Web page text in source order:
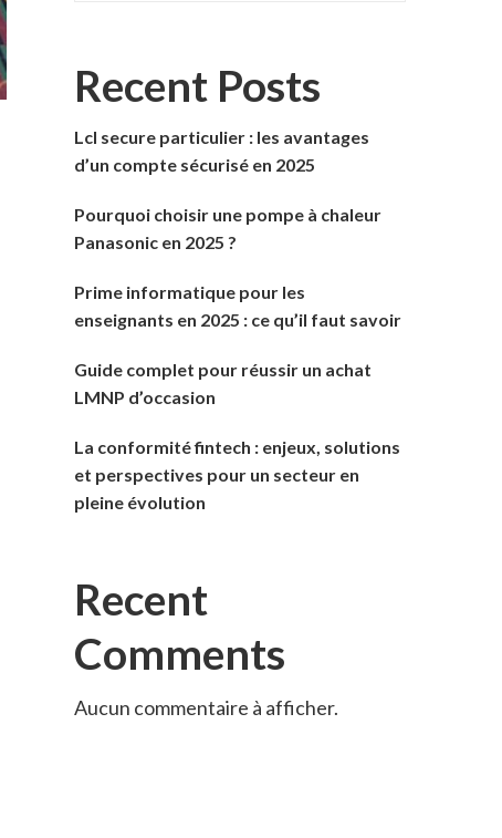
Recent Posts
Lcl secure particulier : les avantages
d’un compte sécurisé en 2025
Pourquoi choisir une pompe à chaleur
Panasonic en 2025 ?
Prime informatique pour les
enseignants en 2025 : ce qu’il faut savoir
Guide complet pour réussir un achat
LMNP d’occasion
La conformité fintech : enjeux, solutions
et perspectives pour un secteur en
pleine évolution
Recent
Comments
Aucun commentaire à afficher.